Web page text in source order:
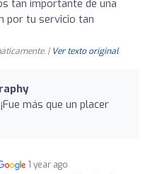
tan importante de una
por tu servicio tan
| Ver texto original
más que un placer
1 year ago